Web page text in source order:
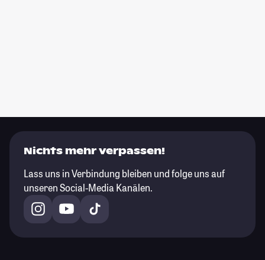
Nichts mehr verpassen!
Lass uns in Verbindung bleiben und folge uns auf
unseren Social-Media Kanälen.